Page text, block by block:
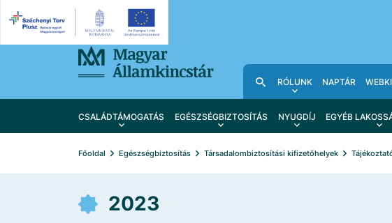
RÓLUNK NAPTÁR
CSALÁDTÁMOGATÁS EGÉSZSÉGBIZTOSÍTÁS NYUGDÍJ EGYÉB
Főoldal Egészségbiztosítás Társadalombiztosítási kifizetőhelyek
2023